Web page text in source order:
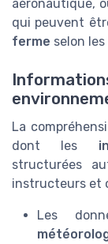
aéronautique,
qui peuvent
ferme selon les
La
dont les
structurées
instructeurs et
Les